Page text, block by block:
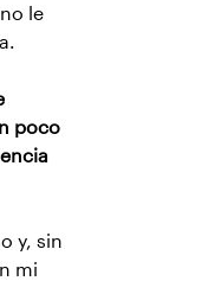
le
poco
y, sin
mi